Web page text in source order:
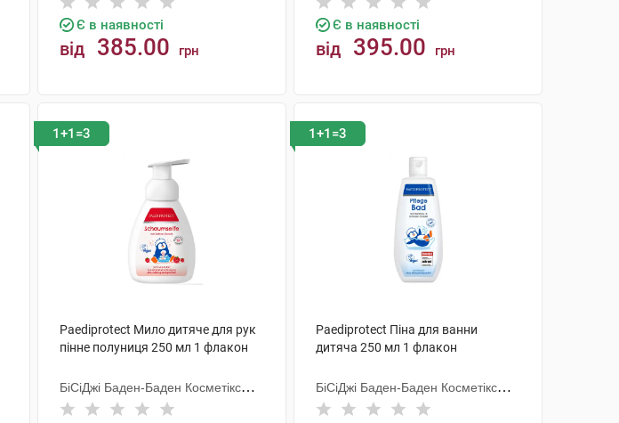
Є в наявності
від 385.00 грн
Є в наявності
від 395.00 грн
1+1=3
Paediprotect Мило дитяче для рук
пінне полуниця 250 мл 1 флакон
БіСіДжі Баден-Баден Косметікс
Груп Гмбх
1+1=3
Paediprotect Піна для ванни
дитяча 250 мл 1 флакон
БіСіДжі Баден-Баден Косметікс
Груп Гмбх